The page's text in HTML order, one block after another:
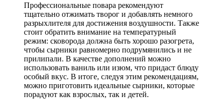
Профессиональные повара рекомендуют
тщательно отжимать творог и добавлять немного
разрыхлителя для достижения воздушности. Также
стоит обратить внимание на температурный
режим: сковорода должна быть хорошо разогрета,
чтобы сырники равномерно подрумянились и не
прилипали. В качестве дополнений можно
использовать ваниль или изюм, что придаст блюду
особый вкус. В итоге, следуя этим рекомендациям,
можно приготовить идеальные сырники, которые
порадуют как взрослых, так и детей.